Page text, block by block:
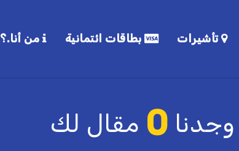
تأشيرات بطاقات ائتمانية من أنا.؟
وجدنا 0 مقال لك